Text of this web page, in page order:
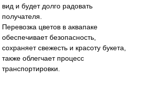
вид и будет долго радовать
получателя.
Перевозка цветов в аквапаке
обеспечивает безопасность,
сохраняет свежесть и красоту букета,
также облегчает процесс
транспортировки.